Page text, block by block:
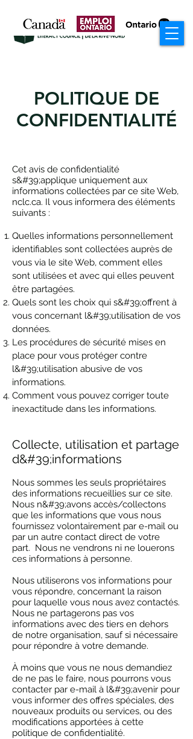
POLITIQUE DE
CONFIDENTIALITÉ
Cet avis de confidentialité
s&#39;applique uniquement aux
informations collectées par ce site Web,
nclc.ca. Il vous informera des éléments
suivants :
Quelles informations personnellement
identifiables sont collectées auprès de
vous via le site Web, comment elles
sont utilisées et avec qui elles peuvent
être partagées.
Quels sont les choix qui s&#39;offrent à
vous concernant l&#39;utilisation de vos
données.
Les procédures de sécurité mises en
place pour vous protéger contre
l&#39;utilisation abusive de vos
informations.
Comment vous pouvez corriger toute
inexactitude dans les informations.
Collecte, utilisation et partage
d&#39;informations
Nous sommes les seuls propriétaires
des informations recueillies sur ce site.
Nous n&#39;avons accès/collectons
que les informations que vous nous
fournissez volontairement par e-mail ou
par un autre contact direct de votre
part. Nous ne vendrons ni ne louerons
ces informations à personne.
Nous utiliserons vos informations pour
vous répondre, concernant la raison
pour laquelle vous nous avez contactés.
Nous ne partagerons pas vos
informations avec des tiers en dehors
de notre organisation, sauf si nécessaire
pour répondre à votre demande.
À moins que vous ne nous demandiez
de ne pas le faire, nous pourrons vous
contacter par e-mail à l&#39;avenir pour
vous informer des offres spéciales, des
nouveaux produits ou services, ou des
modifications apportées à cette
politique de confidentialité.